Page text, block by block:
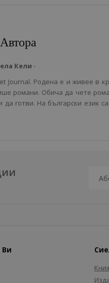
Кели -
Journal. Родена е и живее в
романи. Обича да чете
готви. На български език
Ви